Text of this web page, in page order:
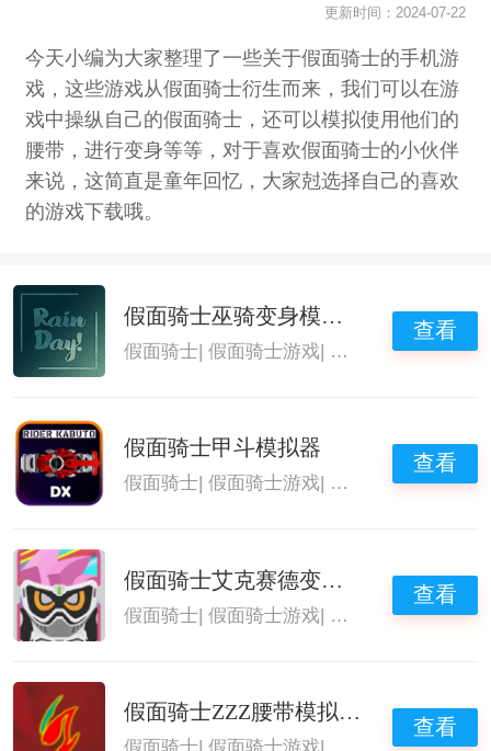
更新时间：2024-07-22
今天小编为大家整理了一些关于假面骑士的手机游
戏，这些游戏从假面骑士衍生而来，我们可以在游
戏中操纵自己的假面骑士，还可以模拟使用他们的
腰带，进行变身等等，对于喜欢假面骑士的小伙伴
来说，这简直是童年回忆，大家尅选择自己的喜欢
的游戏下载哦。
假面骑士巫骑变身模拟器
假面骑士|假面骑士游戏| 变身模拟器|假面
查看
假面骑士甲斗模拟器
假面骑士 |假面骑士游戏 假面骑士腰带模拟
查看
假面骑士艾克赛德变身模拟器
假面骑士|假面骑士游戏| 假面骑士腰带模拟
查看
假面骑士ZZZ腰带模拟器SIM版
查看